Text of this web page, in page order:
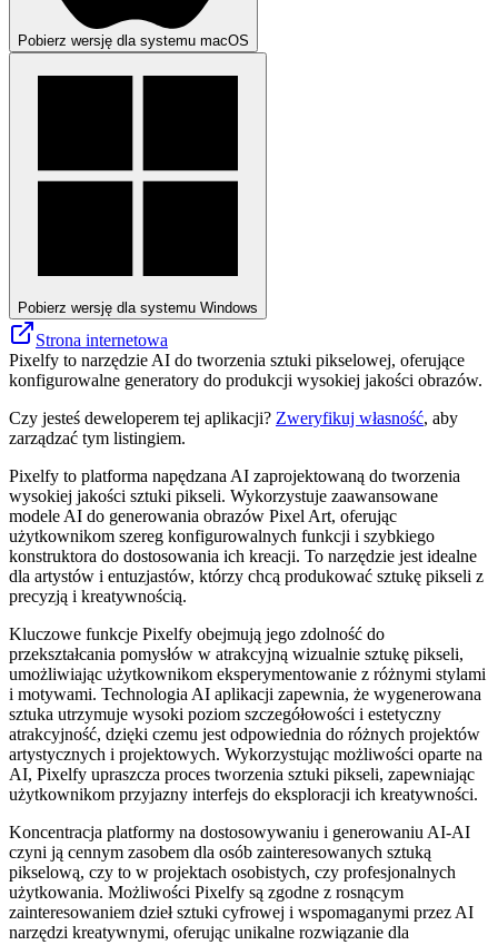
Pobierz wersję dla systemu macOS
Pobierz wersję dla systemu Windows
Strona internetowa
Pixelfy to narzędzie AI do tworzenia sztuki pikselowej, oferujące
konfigurowalne generatory do produkcji wysokiej jakości obrazów.
Czy jesteś deweloperem tej aplikacji? Zweryfikuj własność, aby
zarządzać tym listingiem.
Pixelfy to platforma napędzana AI zaprojektowaną do tworzenia
wysokiej jakości sztuki pikseli. Wykorzystuje zaawansowane
modele AI do generowania obrazów Pixel Art, oferując
użytkownikom szereg konfigurowalnych funkcji i szybkiego
konstruktora do dostosowania ich kreacji. To narzędzie jest idealne
dla artystów i entuzjastów, którzy chcą produkować sztukę pikseli z
precyzją i kreatywnością.
Kluczowe funkcje Pixelfy obejmują jego zdolność do
przekształcania pomysłów w atrakcyjną wizualnie sztukę pikseli,
umożliwiając użytkownikom eksperymentowanie z różnymi stylami
i motywami. Technologia AI aplikacji zapewnia, że ​​wygenerowana
sztuka utrzymuje wysoki poziom szczegółowości i estetyczny
atrakcyjność, dzięki czemu jest odpowiednia do różnych projektów
artystycznych i projektowych. Wykorzystując możliwości oparte na
AI, Pixelfy upraszcza proces tworzenia sztuki pikseli, zapewniając
użytkownikom przyjazny interfejs do eksploracji ich kreatywności.
Koncentracja platformy na dostosowywaniu i generowaniu AI-AI
czyni ją cennym zasobem dla osób zainteresowanych sztuką
pikselową, czy to w projektach osobistych, czy profesjonalnych
użytkowania. Możliwości Pixelfy są zgodne z rosnącym
zainteresowaniem dzieł sztuki cyfrowej i wspomaganymi przez AI
narzędzi kreatywnymi, oferując unikalne rozwiązanie dla